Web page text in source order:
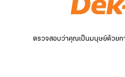
ตรวจสอบว่าคุณเป็นมนุษย์ด้วยก